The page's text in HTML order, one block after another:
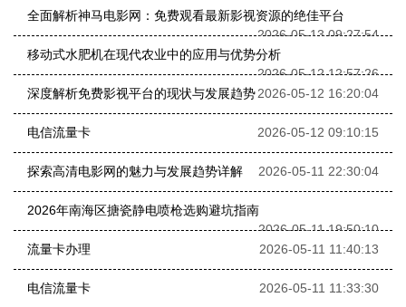
全面解析神马电影网：免费观看最新影视资源的绝佳平台
2026-05-13 09:27:54
移动式水肥机在现代农业中的应用与优势分析
2026-05-12 12:57:26
深度解析免费影视平台的现状与发展趋势2026-05-12 16:20:04
电信流量卡 2026-05-12 09:10:15
探索高清电影网的魅力与发展趋势详解 2026-05-11 22:30:04
2026年南海区搪瓷静电喷枪选购避坑指南
2026-05-11 19:50:10
流量卡办理
2026-05-11 11:40:13
电信流量卡 2026-05-11 11:33:30